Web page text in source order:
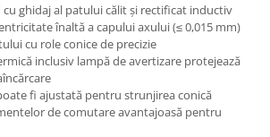
metal
si accesorii
PO3
PS4/ PO4
cu ghidaj al patului călit şi rectificat inductiv
înaltă a capului axului (≤ 0,015 mm)
cu role conice de precizie
inclusiv lampă de avertizare protejează
fi ajustată pentru strunjirea conică
de comutare avantajoasă pentru